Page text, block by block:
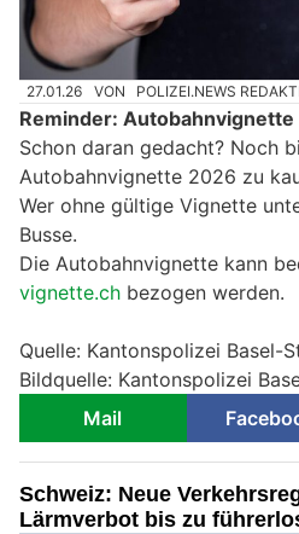
27.01.26 VON POLIZEI.NEWS
Reminder:
Schon daran gedacht? Noch
Autobahnvignette 2026 zu
Wer ohne gültige Vignette
Busse.
Die Autobahnvignette kann
vignette.ch bezogen werden.
Quelle: Kantonspolizei Basel-
Bildquelle: Kantonspolizei
Mail
Schweiz: Neue
Lärmverbot bis zu